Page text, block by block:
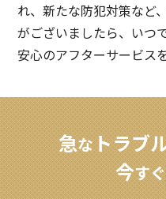
れ、新たな防犯対策など
がございましたら、いつ
安心のアフターサービス
急なトラブ
今すぐ